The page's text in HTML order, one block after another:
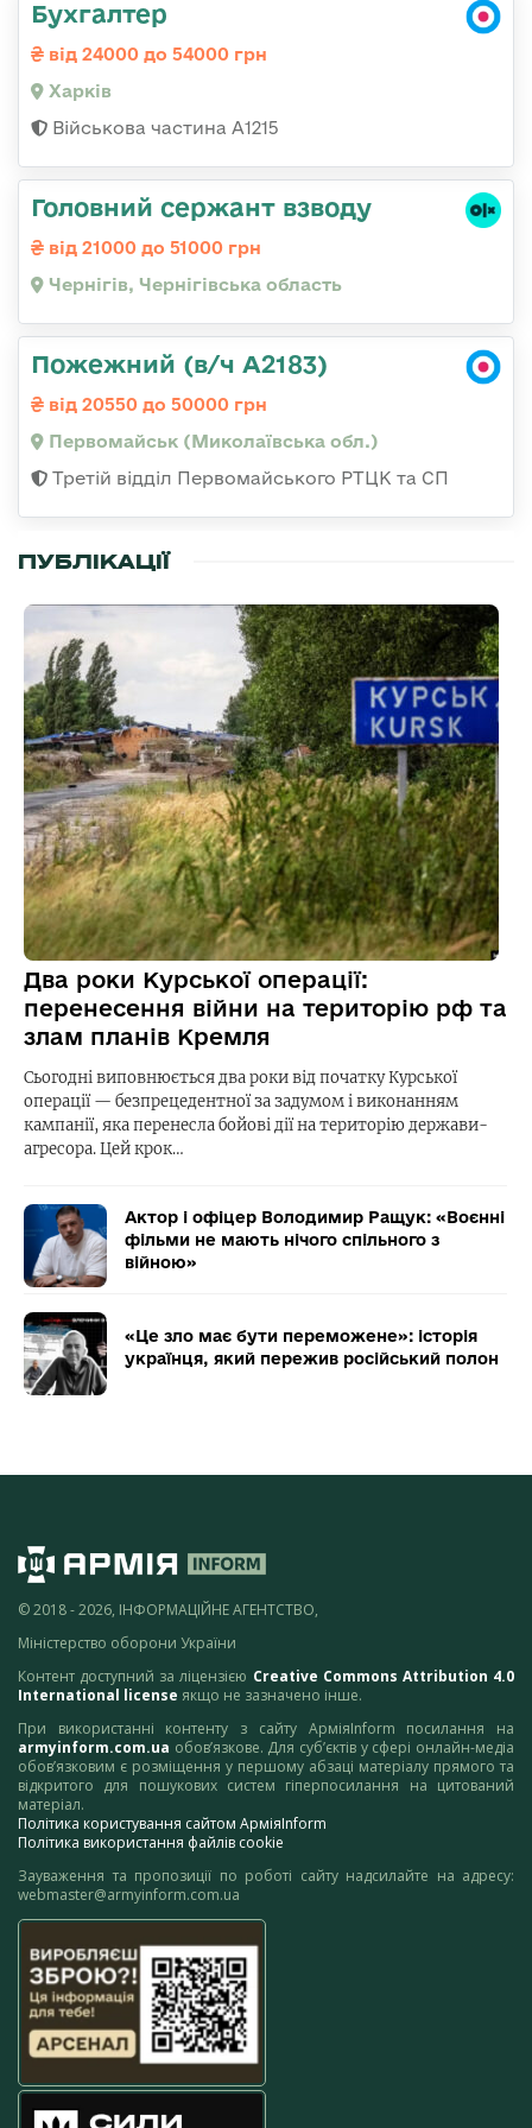
Бухгалтер
від 24000 до 54000 грн
Харків
Військова частина А1215
Головний сержант взводу
від 21000 до 51000 грн
Чернігів, Чернігівська область
Пожежний (в/ч А2183)
від 20550 до 50000 грн
Первомайськ (Миколаївська обл.)
Третій відділ Первомайського РТЦК та СП
ПУБЛІКАЦІЇ
Два роки Курської операції:
перенесення війни на територію рф та
злам планів Кремля
Сьогодні виповнюється два роки від початку Курської
операції — безпрецедентної за задумом і виконанням
кампанії, яка перенесла бойові дії на територію держави-
агресора. Цей крок…
Актор і офіцер Володимир Ращук: «Воєнні
фільми не мають нічого спільного з
війною»
«Це зло має бути переможене»: історія
українця, який пережив російський полон
© 2018 - 2026, ІНФОРМАЦІЙНЕ АГЕНТСТВО,
Міністерство оборони України
Контент доступний за ліцензією Creative Commons Attribution 4.0
International license якщо не зазначено інше.
При використанні контенту з сайту АрміяInform посилання на
armyinform.com.ua обов’язкове. Для суб’єктів у сфері онлайн-медіа
обов’язковим є розміщення у першому абзаці матеріалу прямого та
відкритого для пошукових систем гіперпосилання на цитований
матеріал.
Політика користування сайтом АрміяInform
Політика використання файлів cookie
Зауваження та пропозиції по роботі сайту надсилайте на адресу:
webmaster@armyinform.com.ua